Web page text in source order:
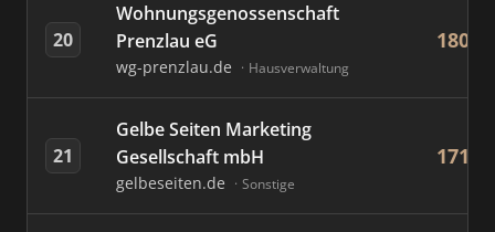
20
Wohnungsgenossenschaft
Prenzlau eG
wg-prenzlau.de Hausverwaltung
180
21
Gelbe Seiten Marketing
Gesellschaft mbH
gelbeseiten.de Sonstige
171